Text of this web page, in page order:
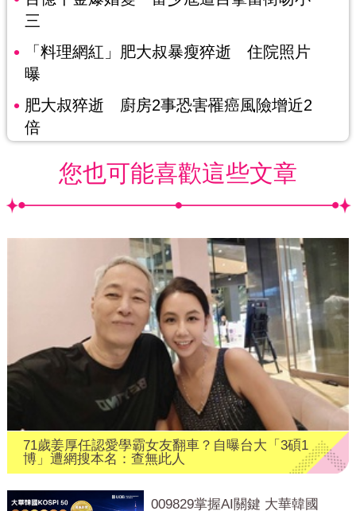
三
「料理網紅」肥大叔暴瘦猝逝 住院照片
曝
肥大叔猝逝 廚房2事恐害罹癌風險增近2
倍
您也可能喜歡這些文章
71歲姜厚任認愛學霸女友翻車？自曝台大「3碩1
博」遭網搜本名：查無此人
009829掌握AI關鍵 大華韓國